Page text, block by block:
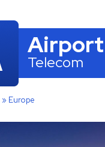
Airport
Telecom
» Europe